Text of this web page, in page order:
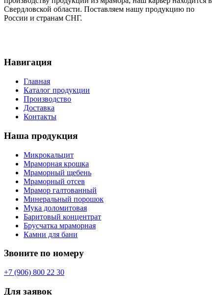
Свердловской области. Поставляем нашу продукцию по
России и странам СНГ.
Навигация
Главная
Каталог продукции
Производство
Доставка
Контакты
Наша продукция
Микрокальцит
Мраморная крошка
Мраморный щебень
Мраморный отсев
Мрамор галтованный
Минеральный порошок
Мука доломитовая
Баритовый концентрат
Брусчатка мраморная
Камни для бани
Звоните по номеру
+7 (906) 800 22 30
Для заявок